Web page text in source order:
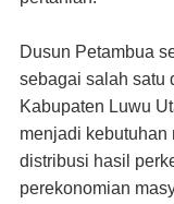
Dusun Petambua
sebagai salah satu
Kabupaten Luwu
menjadi kebutuhan
distribusi hasil
perekonomian